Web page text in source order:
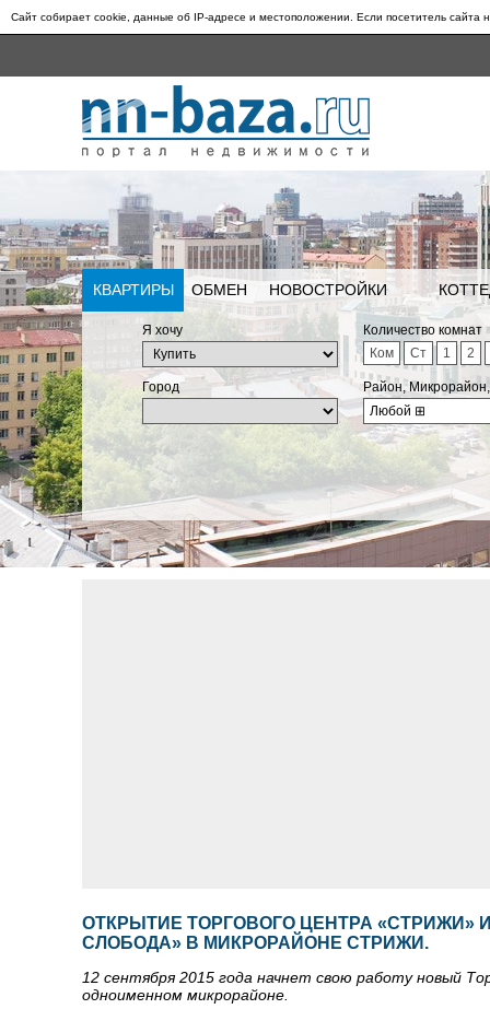
Сайт собирает cookie, данные об IP-адресе и местоположении. Если посетитель сайта
КВАРТИРЫ ОБМЕН НОВОСТРОЙКИ
Я хочу
Количество комнат
Ком
Ст 1 2
Город
Район,
Любой ⊞
ОТКРЫТИЕ ТОРГОВОГО ЦЕНТРА
СЛОБОДА» В МИКРОРАЙОНЕ СТРИЖИ.
12 сентября 2015 года начнет свою работу новый
одноименном микрорайоне.